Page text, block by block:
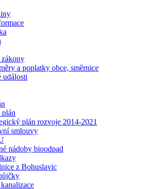
a poplatky obce, směrnice
události
plán
plán rozvoje 2014-2021
smlouvy
nádoby bioodpad
z Bohuslavic